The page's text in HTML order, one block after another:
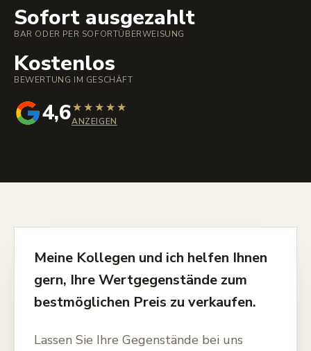
Sofort ausgezahlt
BAR ODER PER SOFORTÜBERWEISUNG
Kostenlos
BEWERTUNG IM GESCHÄFT
4,6★★★★★
ANZEIGEN
Meine Kollegen und ich helfen Ihnen
gern, Ihre Wertgegenstände zum
bestmöglichen Preis zu verkaufen.
Lassen Sie Ihre Gegenstände bei uns